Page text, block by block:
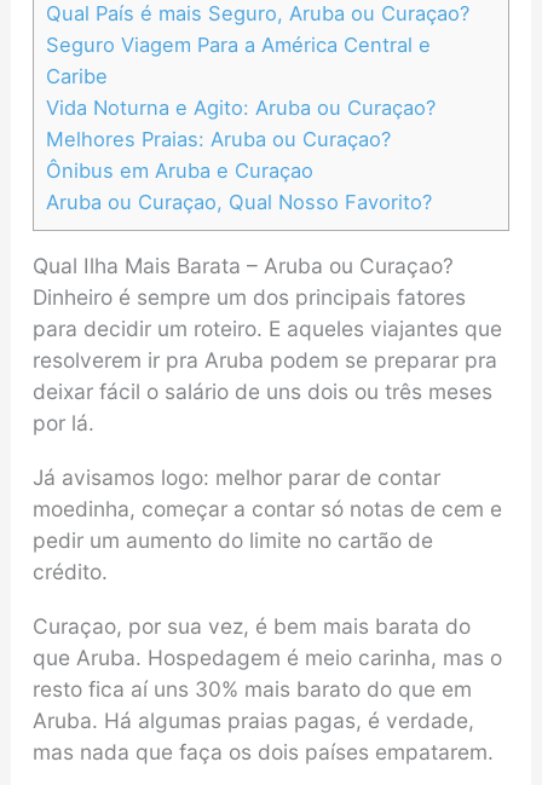
Qual País é mais Seguro, Aruba ou Curaçao?
Seguro Viagem Para a América Central e
Caribe
Vida Noturna e Agito: Aruba ou Curaçao?
Melhores Praias: Aruba ou Curaçao?
Ônibus em Aruba e Curaçao
Aruba ou Curaçao, Qual Nosso Favorito?
Qual Ilha Mais Barata – Aruba ou Curaçao?
Dinheiro é sempre um dos principais fatores
para decidir um roteiro. E aqueles viajantes que
resolverem ir pra Aruba podem se preparar pra
deixar fácil o salário de uns dois ou três meses
por lá.
Já avisamos logo: melhor parar de contar
moedinha, começar a contar só notas de cem e
pedir um aumento do limite no cartão de
crédito.
Curaçao, por sua vez, é bem mais barata do
que Aruba. Hospedagem é meio carinha, mas o
resto fica aí uns 30% mais barato do que em
Aruba. Há algumas praias pagas, é verdade,
mas nada que faça os dois países empatarem.